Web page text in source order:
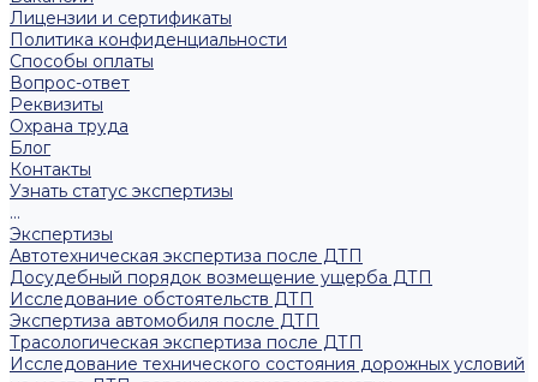
Лицензии и сертификаты
Политика конфиденциальности
Способы оплаты
Вопрос-ответ
Реквизиты
Охрана труда
Блог
Контакты
Узнать статус экспертизы
...
Экспертизы
Автотехническая экспертиза после ДТП
Досудебный порядок возмещение ущерба ДТП
Исследование обстоятельств ДТП
Экспертиза автомобиля после ДТП
Трасологическая экспертиза после ДТП
Исследование технического состояния дорожных условий